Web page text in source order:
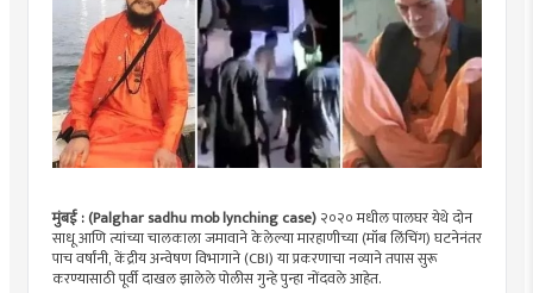
मुंबई : (Palghar sadhu mob lynching case)२०२० मधील पालघर येथे दोन
साधू आणि त्यांच्या चालकाला जमावाने केलेल्या मारहाणीच्या (मॉब लिंचिंग) घटनेनंतर
पाच वर्षांनी, केंद्रीय अन्वेषण विभागाने (CBI) या प्रकरणाचा नव्याने तपास सुरू
करण्यासाठी पूर्वी दाखल झालेले पोलीस गुन्हे पुन्हा नोंदवले आहेत.